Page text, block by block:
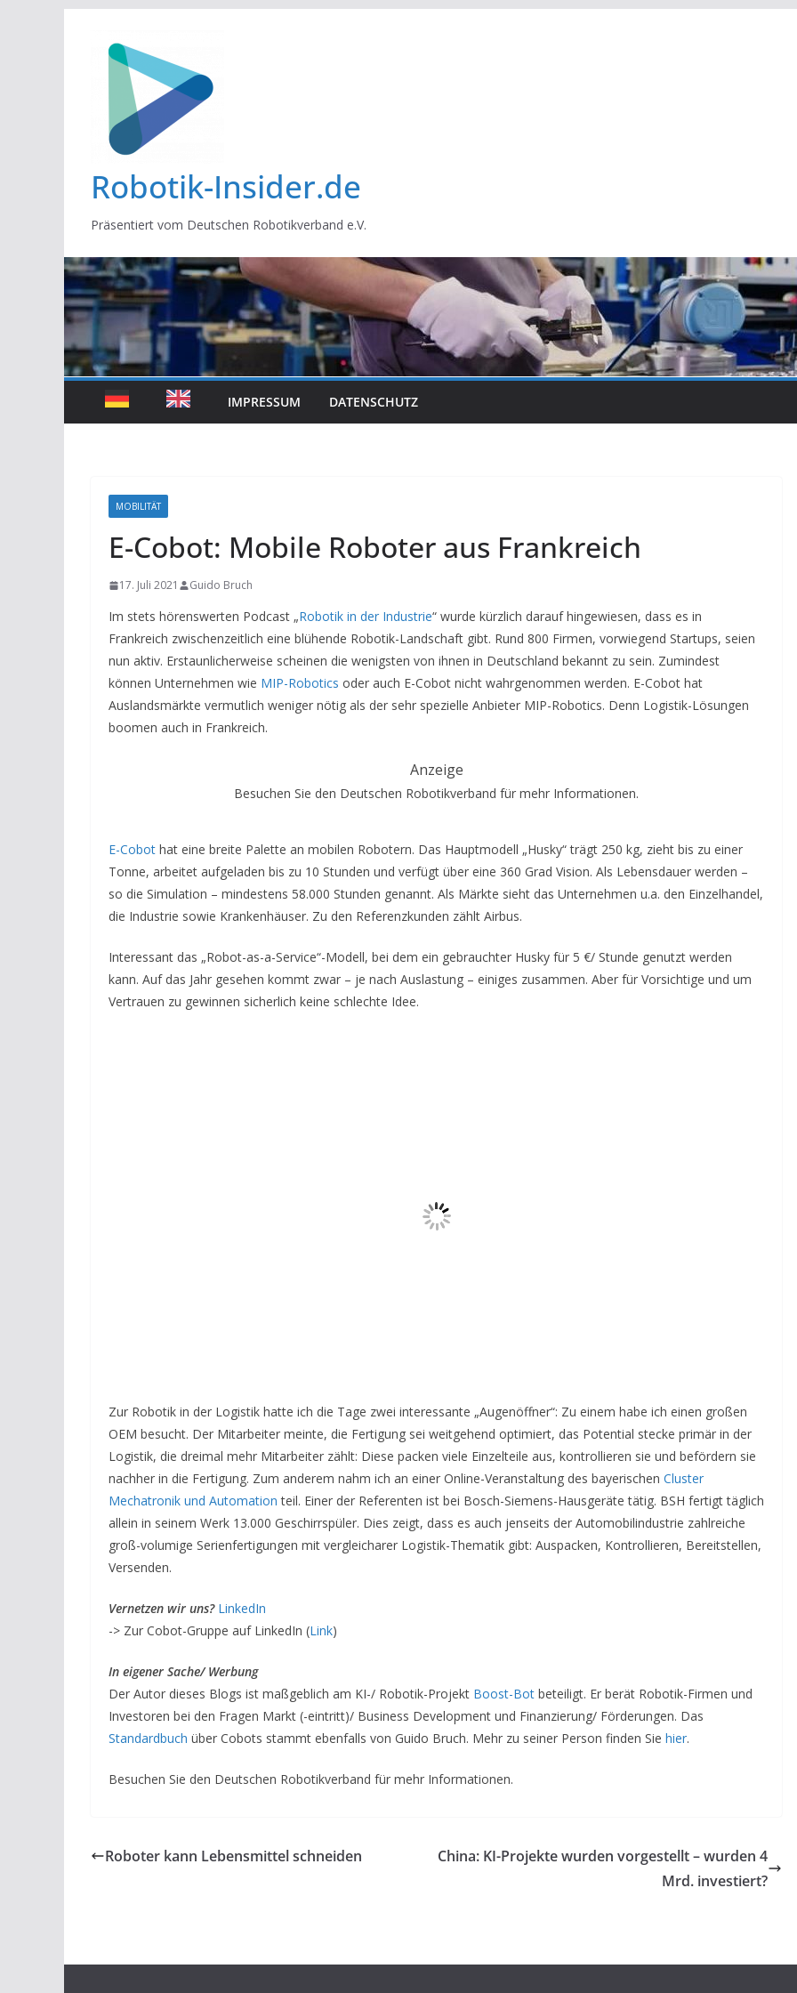
springen
Robotik-Insider.de
Präsentiert vom Deutschen Robotikverband e.V.
IMPRESSUM DATENSCHUTZ
MOBILITÄT
E-Cobot: Mobile Roboter aus Frankreich
17. Juli 2021 Guido Bruch
Im stets hörenswerten Podcast „Robotik in der Industrie“ wurde kürzlich darauf hingewiesen, dass es in
Frankreich zwischenzeitlich eine blühende Robotik-Landschaft gibt. Rund 800 Firmen, vorwiegend Startups, seien
nun aktiv. Erstaunlicherweise scheinen die wenigsten von ihnen in Deutschland bekannt zu sein. Zumindest
können Unternehmen wie MIP-Robotics oder auch E-Cobot nicht wahrgenommen werden. E-Cobot hat
Auslandsmärkte vermutlich weniger nötig als der sehr spezielle Anbieter MIP-Robotics. Denn Logistik-Lösungen
boomen auch in Frankreich.
Anzeige
Besuchen Sie den Deutschen Robotikverband für mehr Informationen.
E-Cobot hat eine breite Palette an mobilen Robotern. Das Hauptmodell „Husky“ trägt 250 kg, zieht bis zu einer
Tonne, arbeitet aufgeladen bis zu 10 Stunden und verfügt über eine 360 Grad Vision. Als Lebensdauer werden –
so die Simulation – mindestens 58.000 Stunden genannt. Als Märkte sieht das Unternehmen u.a. den Einzelhandel,
die Industrie sowie Krankenhäuser. Zu den Referenzkunden zählt Airbus.
Interessant das „Robot-as-a-Service“-Modell, bei dem ein gebrauchter Husky für 5 €/ Stunde genutzt werden
kann. Auf das Jahr gesehen kommt zwar – je nach Auslastung – einiges zusammen. Aber für Vorsichtige und um
Vertrauen zu gewinnen sicherlich keine schlechte Idee.
Zur Robotik in der Logistik hatte ich die Tage zwei interessante „Augenöffner“: Zu einem habe ich einen großen
OEM besucht. Der Mitarbeiter meinte, die Fertigung sei weitgehend optimiert, das Potential stecke primär in der
Logistik, die dreimal mehr Mitarbeiter zählt: Diese packen viele Einzelteile aus, kontrollieren sie und befördern sie
nachher in die Fertigung. Zum anderem nahm ich an einer Online-Veranstaltung des bayerischen Cluster
Mechatronik und Automation teil. Einer der Referenten ist bei Bosch-Siemens-Hausgeräte tätig. BSH fertigt täglich
allein in seinem Werk 13.000 Geschirrspüler. Dies zeigt, dass es auch jenseits der Automobilindustrie zahlreiche
groß-volumige Serienfertigungen mit vergleicharer Logistik-Thematik gibt: Auspacken, Kontrollieren, Bereitstellen,
Versenden.
Vernetzen wir uns? LinkedIn
-> Zur Cobot-Gruppe auf LinkedIn (Link)
In eigener Sache/ Werbung
Der Autor dieses Blogs ist maßgeblich am KI-/ Robotik-Projekt Boost-Bot beteiligt. Er berät Robotik-Firmen und
Investoren bei den Fragen Markt (-eintritt)/ Business Development und Finanzierung/ Förderungen. Das
Standardbuch über Cobots stammt ebenfalls von Guido Bruch. Mehr zu seiner Person finden Sie hier.
Besuchen Sie den Deutschen Robotikverband für mehr Informationen.
Roboter kann Lebensmittel schneiden
China: KI-Projekte wurden vorgestellt – wurden 4
Mrd. investiert?